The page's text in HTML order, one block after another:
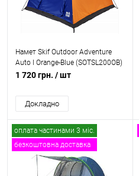
Намет Skif Outdoor Adventure
Auto I Orange-Blue (SOTSL200OB)
1 720 грн. / шт
Докладно
оплата частинами 3 міс.
безкоштовна доставка